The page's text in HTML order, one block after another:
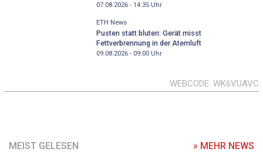
07.08.2026 - 14:35Uhr
ETH News
Pusten statt bluten: Gerät misst
Fettverbrennung in der Atemluft
09.08.2026 - 09:00Uhr
WEBCODE WK6VUAVC
MEIST GELESEN » MEHR NEWS